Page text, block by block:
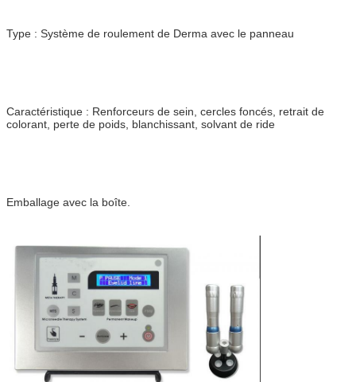
Type : Système de roulement de Derma avec le panneau
Caractéristique : Renforceurs de sein, cercles foncés, retrait de
colorant, perte de poids, blanchissant, solvant de ride
Emballage avec la boîte.